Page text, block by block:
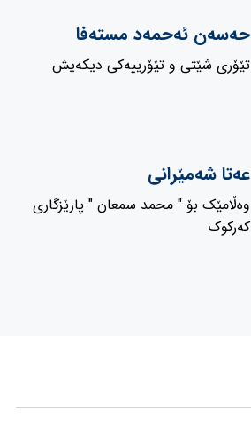
حەسەن ئەحمەد مستەفا
تێۆری شێتی و تێۆرییەکی دیکەیش
عەتا شەمێرانی
وەڵامێک بۆ " محمد سمعان " پارێزگاری
کەرکوک